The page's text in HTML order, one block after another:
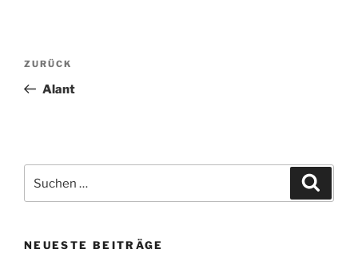
Beitragsnavigation
Vorheriger
Beitrag
ZURÜCK
Alant
nach:
NEUESTE BEITRÄGE